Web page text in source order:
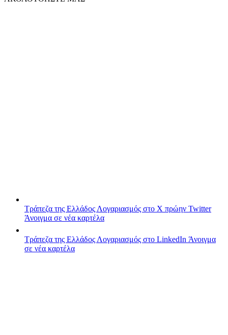
Τράπεζα της ΕλλάδοςΛογαριασμός στο X πρώην Twitter
Άνοιγμα σε νέα καρτέλα
Τράπεζα της ΕλλάδοςΛογαριασμός στο LinkedIn Άνοιγμα
σε νέα καρτέλα